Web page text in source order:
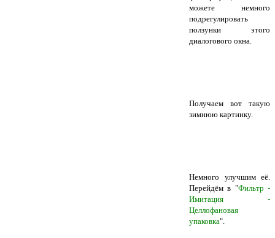
можете немного
подрегулировать
ползунки этого
диалогового окна.
Получаем вот такую
зимнюю картинку.
Немного улучшим её.
Перейдём в "Фильтр -
Имитация -
Целлофановая
упаковка".